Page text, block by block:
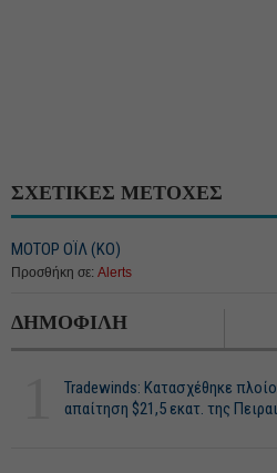
ΣΧΕΤΙΚΕΣ ΜΕΤΟΧΕΣ
ΜΟΤΟΡ ΟΪΛ (ΚΟ)
Προσθήκη σε: Alerts
ΔΗΜΟΦΙΛΗ
Tradewinds: Κατασχέθηκε
απαίτηση $21,5 εκατ. της